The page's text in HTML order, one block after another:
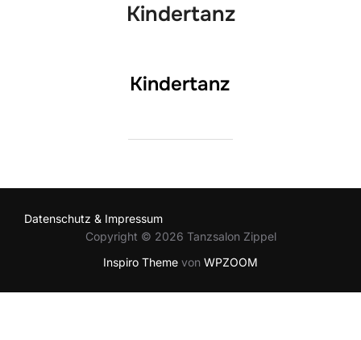
Kindertanz
Kindertanz
Datenschutz & Impressum
Copyright © 2026 Tanzsalon Zippel
Inspiro Theme von WPZOOM